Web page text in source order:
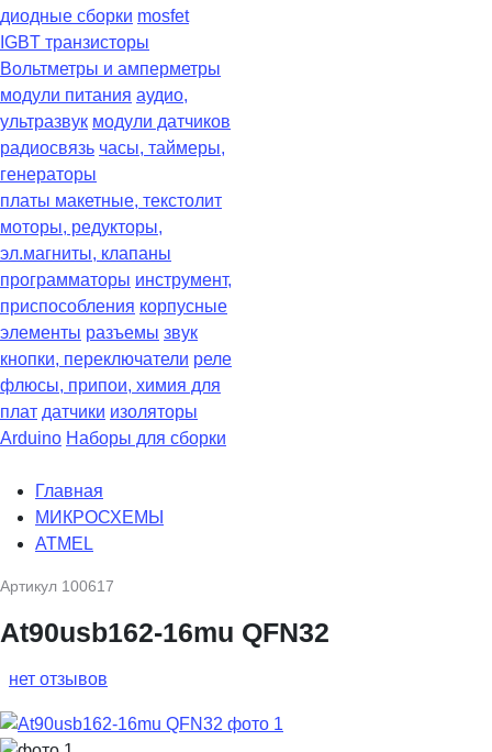
диодные сборки mosfet
IGBT транзисторы
Вольтметры и амперметры
модули питания аудио,
ультразвук модули датчиков
радиосвязь часы, таймеры,
генераторы
платы макетные, текстолит
моторы, редукторы,
эл.магниты, клапаны
программаторы инструмент,
приспособления корпусные
элементы разъемы звук
кнопки, переключатели реле
флюсы, припои, химия для
плат датчики изоляторы
Arduino Наборы для сборки
Главная
МИКРОСХЕМЫ
ATMEL
Артикул 100617
At90usb162-16mu QFN32
нет отзывов